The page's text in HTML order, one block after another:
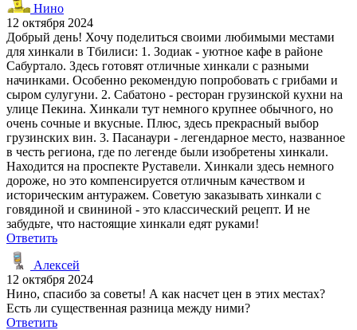
Нино
12 октября 2024
Добрый день! Хочу поделиться своими любимыми местами
для хинкали в Тбилиси: 1. Зодиак - уютное кафе в районе
Сабуртало. Здесь готовят отличные хинкали с разными
начинками. Особенно рекомендую попробовать с грибами и
сыром сулугуни. 2. Сабатоно - ресторан грузинской кухни на
улице Пекина. Хинкали тут немного крупнее обычного, но
очень сочные и вкусные. Плюс, здесь прекрасный выбор
грузинских вин. 3. Пасанаури - легендарное место, названное
в честь региона, где по легенде были изобретены хинкали.
Находится на проспекте Руставели. Хинкали здесь немного
дороже, но это компенсируется отличным качеством и
историческим антуражем. Советую заказывать хинкали с
говядиной и свининой - это классический рецепт. И не
забудьте, что настоящие хинкали едят руками!
Ответить
Алексей
12 октября 2024
Нино, спасибо за советы! А как насчет цен в этих местах?
Есть ли существенная разница между ними?
Ответить